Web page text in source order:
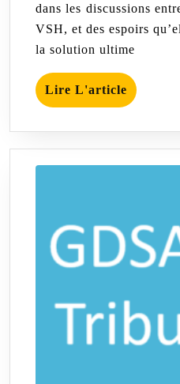
dans les discussions
VSH, et des espoirs
la solution ultime
Lire L'article Lire
L'article